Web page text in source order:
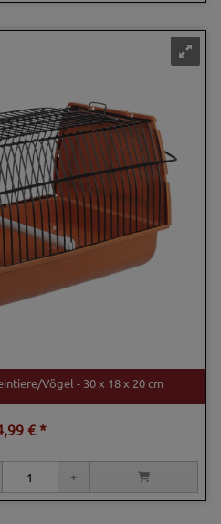
Vögel - 30 x 18 x 20 cm
€ *